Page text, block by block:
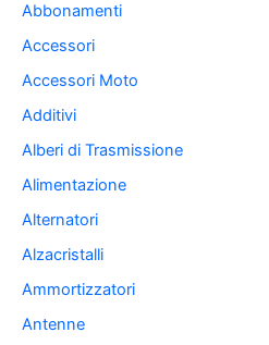
Abbonamenti
Accessori
Accessori Moto
Additivi
Alberi di Trasmissione
Alimentazione
Alternatori
Alzacristalli
Ammortizzatori
Antenne